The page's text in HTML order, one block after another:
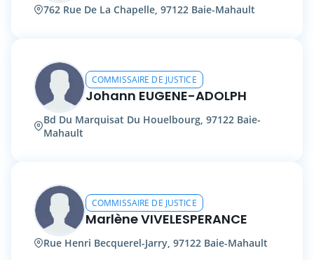
762 Rue De La Chapelle, 97122 Baie-Mahault
COMMISSAIRE DE JUSTICE
Johann EUGENE-ADOLPH
Bd Du Marquisat Du Houelbourg, 97122 Baie-
Mahault
COMMISSAIRE DE JUSTICE
Marlène VIVELESPERANCE
Rue Henri Becquerel-Jarry, 97122 Baie-Mahault